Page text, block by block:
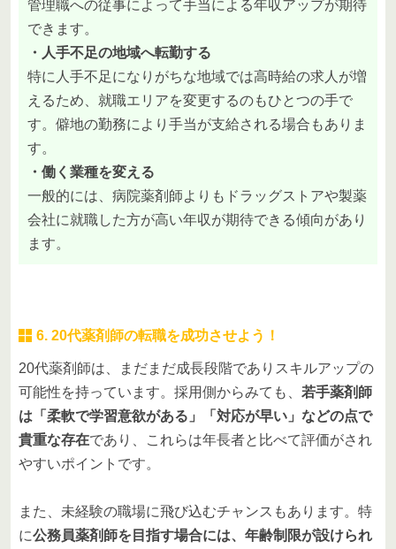
管理職への従事によって手当による年収アップが期待
できます。
・人手不足の地域へ転勤する
特に人手不足になりがちな地域では高時給の求人が増
えるため、就職エリアを変更するのもひとつの手で
す。僻地の勤務により手当が支給される場合もありま
す。
・働く業種を変える
一般的には、病院薬剤師よりもドラッグストアや製薬
会社に就職した方が高い年収が期待できる傾向があり
ます。
6. 20代薬剤師の転職を成功させよう！
20代薬剤師は、まだまだ成長段階でありスキルアップの
可能性を持っています。採用側からみても、 若手薬剤師
は「柔軟で学習意欲がある」「対応が早い」などの点で
貴重な存在であり、これらは年長者と比べて評価がされ
やすいポイントです。
また、未経験の職場に飛び込むチャンスもあります。特
に公務員薬剤師を目指す場合には、年齢制限が設けられ